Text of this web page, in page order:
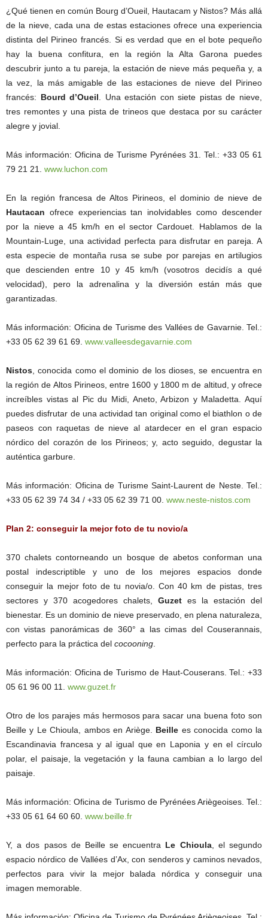
¿Qué tienen en común Bourg d’Oueil, Hautacam y Nistos? Más allá
de la nieve, cada una de estas estaciones ofrece una experiencia
distinta del Pirineo francés. Si es verdad que en el bote pequeño
hay la buena confitura, en la región la Alta Garona puedes
descubrir junto a tu pareja, la estación de nieve más pequeña y, a
la vez, la más amigable de las estaciones de nieve del Pirineo
francés: Bourd d’Oueil. Una estación con siete pistas de nieve,
tres remontes y una pista de trineos que destaca por su carácter
alegre y jovial.
Más información: Oficina de Turisme Pyrénées 31. Tel.: +33 05 61
79 21 21. www.luchon.com
En la región francesa de Altos Pirineos, el dominio de nieve de
Hautacan ofrece experiencias tan inolvidables como descender
por la nieve a 45 km/h en el sector Cardouet. Hablamos de la
Mountain-Luge, una actividad perfecta para disfrutar en pareja. A
esta especie de montaña rusa se sube por parejas en artilugios
que descienden entre 10 y 45 km/h (vosotros decidís a qué
velocidad), pero la adrenalina y la diversión están más que
garantizadas.
Más información: Oficina de Turisme des Vallées de Gavarnie. Tel.:
+33 05 62 39 61 69. www.valleesdegavarnie.com
Nistos, conocida como el dominio de los dioses, se encuentra en
la región de Altos Pirineos, entre 1600 y 1800 m de altitud, y ofrece
increíbles vistas al Pic du Midi, Aneto, Arbizon y Maladetta. Aquí
puedes disfrutar de una actividad tan original como el biathlon o de
paseos con raquetas de nieve al atardecer en el gran espacio
nórdico del corazón de los Pirineos; y, acto seguido, degustar la
auténtica garbure.
Más información: Oficina de Turisme Saint-Laurent de Neste. Tel.:
+33 05 62 39 74 34 / +33 05 62 39 71 00. www.neste-nistos.com
Plan 2: conseguir la mejor foto de tu novio/a
370 chalets contorneando un bosque de abetos conforman una
postal indescriptible y uno de los mejores espacios donde
conseguir la mejor foto de tu novia/o. Con 40 km de pistas, tres
sectores y 370 acogedores chalets, Guzet es la estación del
bienestar. Es un dominio de nieve preservado, en plena naturaleza,
con vistas panorámicas de 360​° a las cimas del Couserannais,
perfecto para la práctica del cocooning.
Más información: Oficina de Turismo de Haut-Couserans. Tel.: +33
05 61 96 00 11. www.guzet.fr
Otro de los parajes más hermosos para sacar una buena foto son
Beille y Le Chioula, ambos en Ariège. Beille es conocida como la
Escandinavia francesa y al igual que en Laponia y en el círculo
polar, el paisaje, la vegetación y la fauna cambian a lo largo del
paisaje.
Más información: Oficina de Turismo de Pyrénées Ariègeoises. Tel.:
+33 05 61 64 60 60. www.beille.fr
Y, a dos pasos de Beille se encuentra Le Chioula, el segundo
espacio nórdico de Vallées d’Ax, con senderos y caminos nevados,
perfectos para vivir la mejor balada nórdica y conseguir una
imagen memorable.